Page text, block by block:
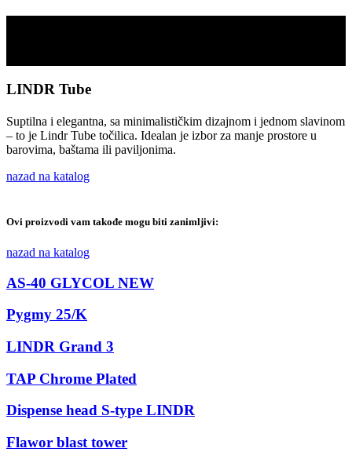
LINDR Tube
Suptilna i elegantna, sa minimalističkim dizajnom i jednom slavinom
– to je Lindr Tube točilica. Idealan je izbor za manje prostore u
barovima, baštama ili paviljonima.
nazad na katalog
Ovi proizvodi vam takođe mogu biti zanimljivi:
nazad na katalog
AS-40 GLYCOL NEW
Pygmy 25/K
LINDR Grand 3
TAP Chrome Plated
Dispense head S-type LINDR
Flawor blast tower